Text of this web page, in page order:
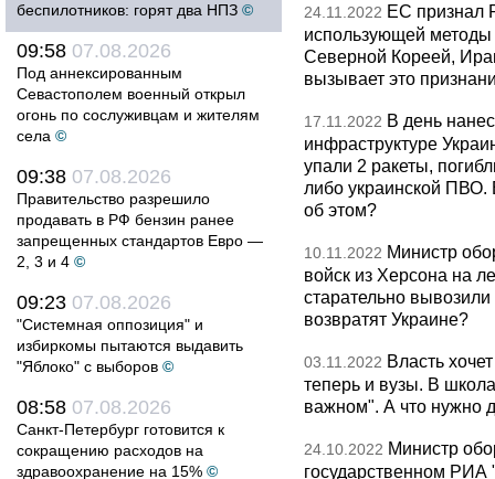
беспилотников: горят два НПЗ ©
09:58 07.08.2026
Под аннексированным
Севастополем военный открыл
огонь по сослуживцам и жителям
села ©
09:38 07.08.2026
Правительство разрешило
продавать в РФ бензин ранее
запрещенных стандартов Евро —
2, 3 и 4 ©
09:23 07.08.2026
"Системная оппозиция" и
избиркомы пытаются выдавить
"Яблоко" с выборов ©
08:58 07.08.2026
Санкт-Петербург готовится к
сокращению расходов на
здравоохранение на 15% ©
24.11.2022 ЕС признал
использующей методы
Северной Кореей,
вызывает это
17.11.2022 В день
инфраструктуре
упали 2 ракеты,
либо украинской ПВО.
об этом?
10.11.2022 Министр
войск из Херсона на
старательно
возвратят Украине?
03.11.2022 Власть
теперь и вузы. В
важном". А что нужно
24.10.2022 Министр
государственном РИА